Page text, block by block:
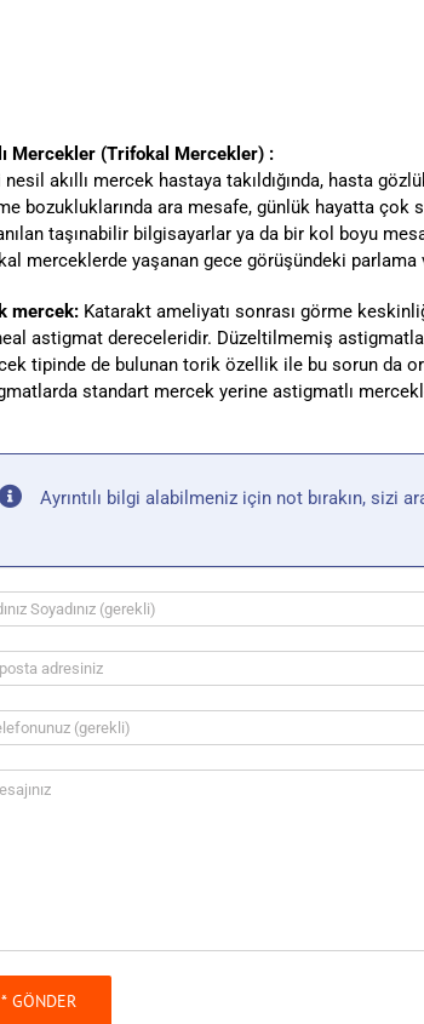
Mercekler (Trifokal Mercekler) :
nesil akıllı mercek hastaya takıldığında, hasta
bozukluklarında ara mesafe, günlük hayatta çok
taşınabilir bilgisayarlar ya da bir kol boyu
merceklerde yaşanan gece görüşündeki parlama
mercek: Katarakt ameliyatı sonrası görme
astigmat dereceleridir. Düzeltilmemiş
tipinde de bulunan torik özellik ile bu sorun da
standart mercek yerine astigmatlı
Ayrıntılı bilgi alabilmeniz için not bırakın, sizi